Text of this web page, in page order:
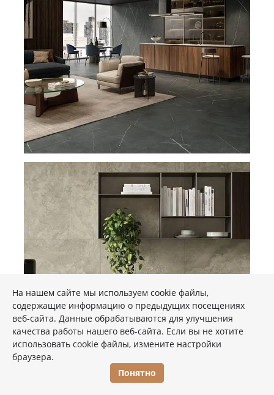
На нашем сайте мы используем cookie файлы,
содержащие информацию о предыдущих посещениях
веб-сайта. Данные обрабатываются для улучшения
качества работы нашего веб-сайта. Если вы не хотите
использовать cookie файлы, измените настройки
браузера.
Понятно